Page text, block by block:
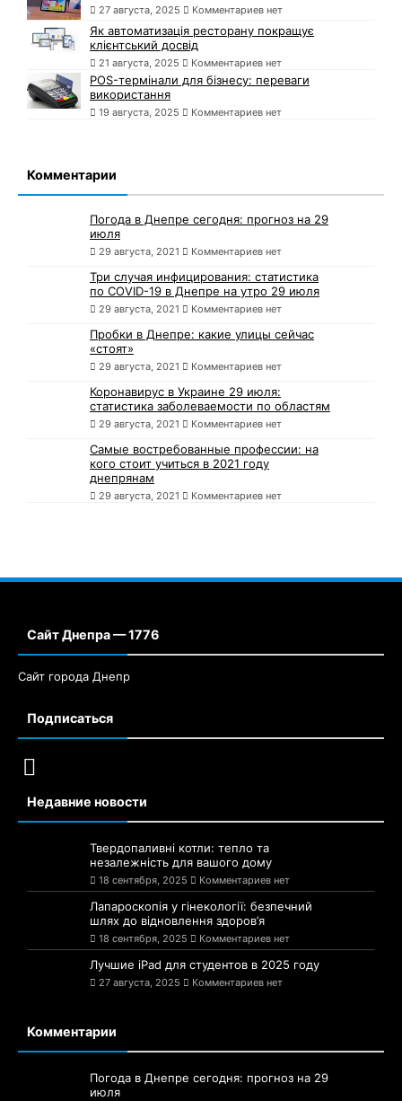
27 августа, 2025 Комментариев нет
Як автоматизація ресторану покращує
клієнтський досвід
21 августа, 2025 Комментариев нет
POS-термінали для бізнесу: переваги
використання
19 августа, 2025 Комментариев нет
Комментарии
Погода в Днепре сегодня: прогноз на 29
июля
29 августа, 2021 Комментариев нет
Три случая инфицирования: статистика
по COVID-19 в Днепре на утро 29 июля
29 августа, 2021 Комментариев нет
Пробки в Днепре: какие улицы сейчас
«стоят»
29 августа, 2021 Комментариев нет
Коронавирус в Украине 29 июля:
статистика заболеваемости по областям
29 августа, 2021 Комментариев нет
Самые востребованные профессии: на
кого стоит учиться в 2021 году
днепрянам
29 августа, 2021 Комментариев нет
Сайт Днепра — 1776
Сайт города Днепр
Подписаться
Недавние новости
Твердопаливні котли: тепло та
незалежність для вашого дому
18 сентября, 2025 Комментариев нет
Лапароскопія у гінекології: безпечний
шлях до відновлення здоров’я
18 сентября, 2025 Комментариев нет
Лучшие iPad для студентов в 2025 году
27 августа, 2025 Комментариев нет
Комментарии
Погода в Днепре сегодня: прогноз на 29
июля